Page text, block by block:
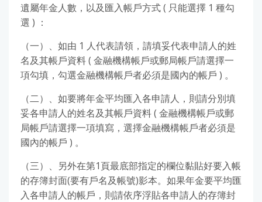
遺屬年金人數，以及匯入帳戶方式 ( 只能選擇 1 種勾
選 ) ：
（一）、如由 1 人代表請領，請填妥代表申請人的姓
名及其帳戶資料 ( 金融機構帳戶或郵局帳戶請選擇一
項勾填，勾選金融機構帳戶者必須是國內的帳戶 ) 。
（二）、如要將年金平均匯入各申請人，則請分別填
妥各申請人的姓名及其帳戶資料 ( 金融機構帳戶或郵
局帳戶請選擇一項填寫，選擇金融機構帳戶者必須是
國內的帳戶 ) 。
（三）、另外在第1頁最底部指定的欄位黏貼好要入帳
的存簿封面(要有戶名及帳號)影本。如果年金要平均匯
入各申請人的帳戶，則請依序浮貼各申請人的存簿封